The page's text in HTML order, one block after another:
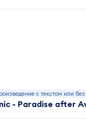
с текстом или без
- Paradise after